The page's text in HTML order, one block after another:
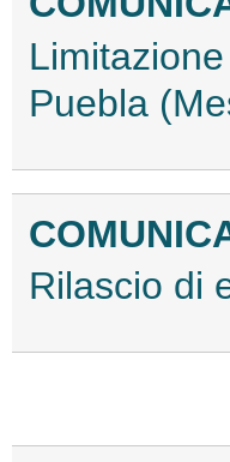
Puebla
Rilascio di